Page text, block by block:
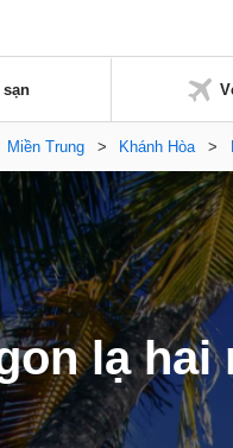
sạn
Miền Trung > Khánh Hòa >
lạ hai